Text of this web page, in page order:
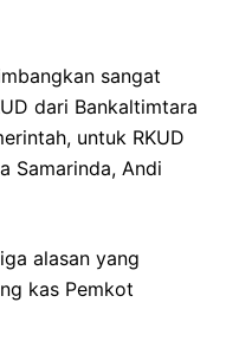
sangat
dari Bankaltimtara
untuk RKUD
Samarinda, Andi
alasan yang
kas Pemkot